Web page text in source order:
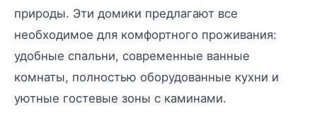
природы. Эти домики предлагают все
необходимое для комфортного проживания:
удобные спальни, современные ванные
комнаты, полностью оборудованные кухни и
уютные гостевые зоны с каминами.